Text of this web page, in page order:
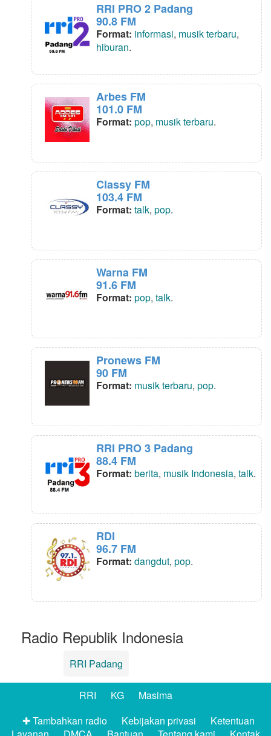
RRI PRO 2 Padang
90.8 FM
Format: informasi, musik terbaru,
hiburan.
Arbes FM
101.0 FM
Format: pop, musik terbaru.
Classy FM
103.4 FM
Format: talk, pop.
Warna FM
91.6 FM
Format: pop, talk.
Pronews FM
90 FM
Format: musik terbaru, pop.
RRI PRO 3 Padang
88.4 FM
Format: berita, musik Indonesia, talk.
RDI
96.7 FM
Format: dangdut, pop.
Radio Republik Indonesia
RRI Padang
RRI KG
Masima
✚ Tambahkan radio
Kebijakan privasi
Ketentuan